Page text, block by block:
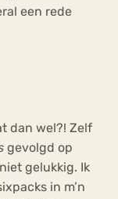
een rede
dan wel?! Zelf
gevolgd op
gelukkig. Ik
in m’n